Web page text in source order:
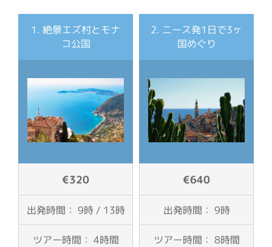
1. 絶景エズ村とモナ
コ公国
€320
出発時間： 9時 / 13時
ツアー時間： 4時間
2. ニース発1日で3ヶ
国めぐり
€640
出発時間： 9時
ツアー時間： 8時間